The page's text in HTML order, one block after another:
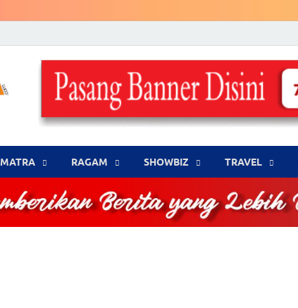
LENSA WARNA .com
Memberikan Berita yang Lebih Berwarna
MATRA ‎RAGAM ‎SHOWBIZ ‎TRAVEL